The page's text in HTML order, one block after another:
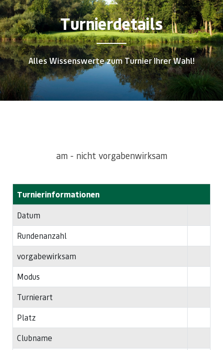
Turnierdetails
Alles Wissenswerte zum Turnier Ihrer Wahl!
am - nicht vorgabenwirksam
Turnierinformationen
Datum
Rundenanzahl
vorgabewirksam
Modus
Turnierart
Platz
Clubname